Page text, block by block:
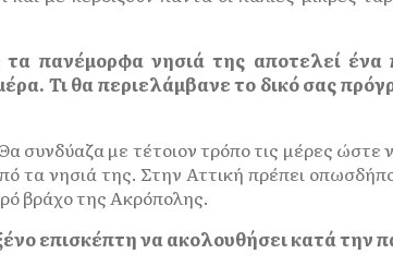
πανέμορφα νησιά της αποτελεί ένα
Τι θα περιελάμβανε το δικό σας
συνδύαζα με τέτοιον τρόπο τις μέρες
τα νησιά της. Στην Αττική πρέπει
βράχο της Ακρόπολης.
επισκέπτη να ακολουθήσει κατά την